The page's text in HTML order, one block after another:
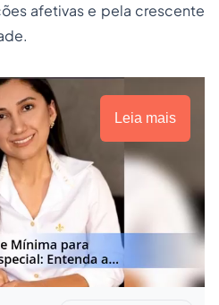
afetivas e pela crescente
Leia mais